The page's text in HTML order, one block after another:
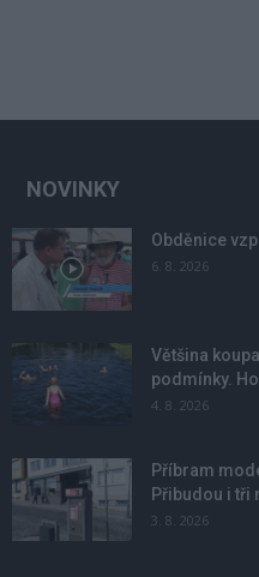
NOVINKY
Obděnice
6. 8. 2026
Většina
podmínky.
4. 8. 2026
Příbram
Přibudou i tři
3. 8. 2026